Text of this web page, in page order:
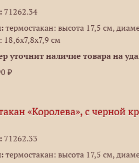
71262.34
термостакан: высота 17,5 см,
18,6х7,8х7,9 см
уточнит наличие товара на
₽
«Королева», с черной
71262.33
термостакан: высота 17,5 см,